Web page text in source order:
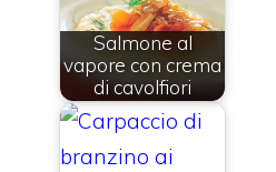
Salmone al
vapore con crema
di cavolfiori